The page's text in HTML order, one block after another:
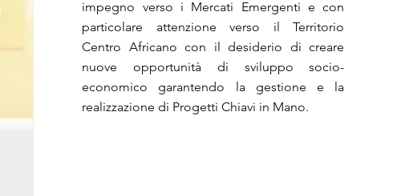
impegno verso i Mercati Emergenti e con
particolare attenzione verso il Territorio
Centro Africano con il desiderio di creare
nuove opportunità di sviluppo socio-
economico garantendo la gestione e la
realizzazione di Progetti Chiavi in Mano.